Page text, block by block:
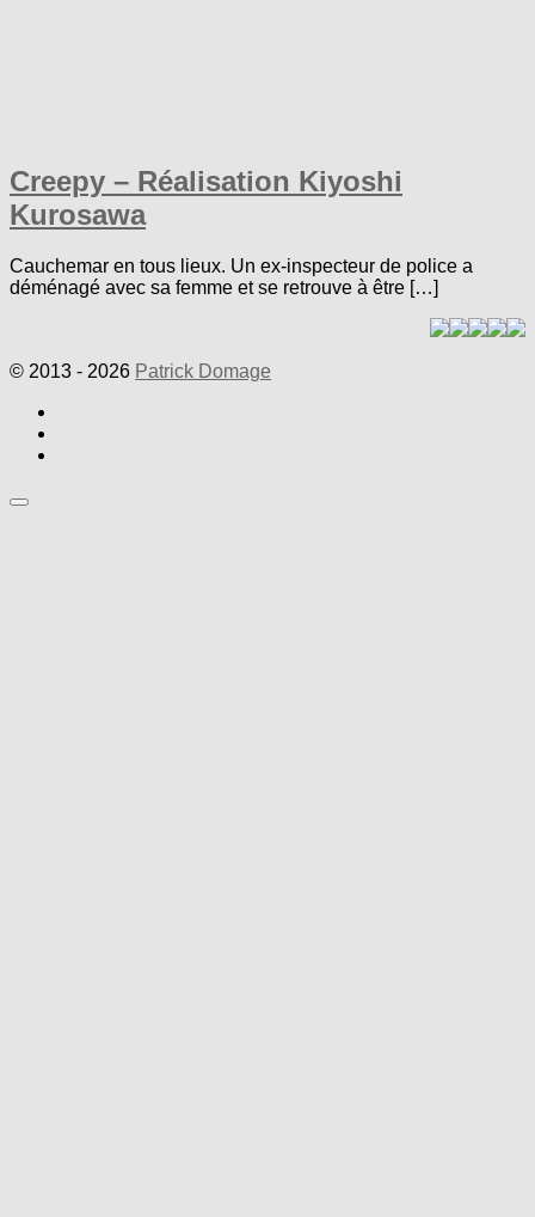
Creepy – Réalisation Kiyoshi
Kurosawa
Cauchemar en tous lieux. Un ex-inspecteur de police a
déménagé avec sa femme et se retrouve à être […]
© 2013 - 2026 Patrick Domage